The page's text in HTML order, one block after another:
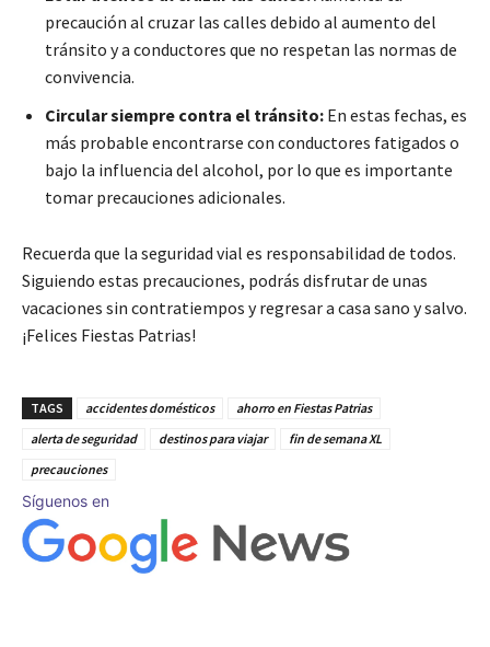
precaución al cruzar las calles debido al aumento del
tránsito y a conductores que no respetan las normas de
convivencia.
Circular siempre contra el tránsito: En estas fechas, es
más probable encontrarse con conductores fatigados o
bajo la influencia del alcohol, por lo que es importante
tomar precauciones adicionales.
Recuerda que la seguridad vial es responsabilidad de todos.
Siguiendo estas precauciones, podrás disfrutar de unas
vacaciones sin contratiempos y regresar a casa sano y salvo.
¡Felices Fiestas Patrias!
TAGS accidentes domésticos
ahorro en Fiestas Patrias
alerta de seguridad
destinos para viajar
fin de semana XL
precauciones
Síguenos en